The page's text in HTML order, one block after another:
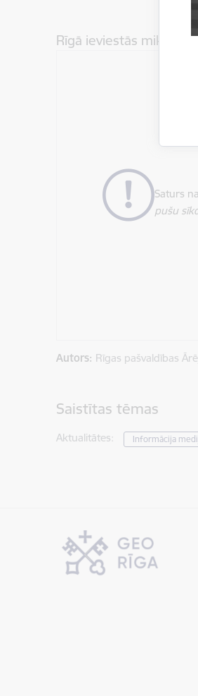
Rīgā ieviestās
Saturs
pušu
Autors: Rīgas pašvaldības
Saistītas tēmas
Aktualitātes: Informācija